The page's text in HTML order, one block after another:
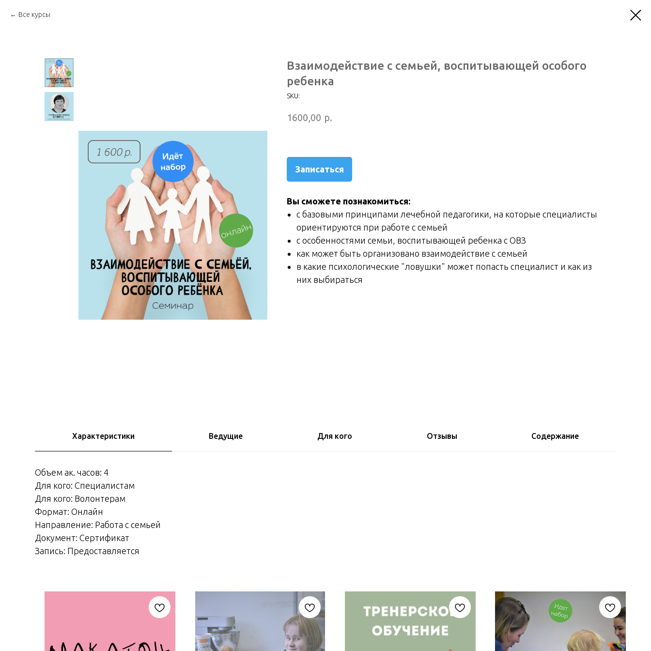
Все курсы
Взаимодействие с семьей, воспитывающей особого
ребенка
SKU:
1600,00 р.
Записаться
Вы сможете познакомиться:
с базовыми принципами лечебной педагогики, на которые специалисты
ориентируются при работе с семьей
с особенностями семьи, воспитывающей ребенка с ОВЗ
как может быть организовано взаимодействие с семьей
в какие психологические "ловушки" может попасть специалист и как из
них выбираться
Характеристики Ведущие Для кого Отзывы Содержание
Объем ак. часов: 4
Для кого: Специалистам
Для кого: Волонтерам
Формат: Онлайн
Направление: Работа с семьей
Документ: Сертификат
Запись: Предоставляется